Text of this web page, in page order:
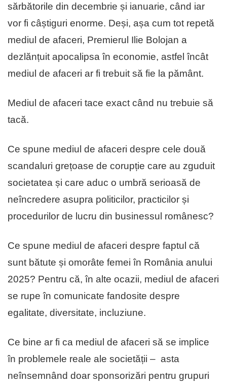
sărbătorile din decembrie și ianuarie, când iar
vor fi câștiguri enorme. Deși, așa cum tot repetă
mediul de afaceri, Premierul Ilie Bolojan a
dezlănțuit apocalipsa în economie, astfel încât
mediul de afaceri ar fi trebuit să fie la pământ.
Mediul de afaceri tace exact când nu trebuie să
tacă.
Ce spune mediul de afaceri despre cele două
scandaluri grețoase de corupție care au zguduit
societatea și care aduc o umbră serioasă de
neîncredere asupra politicilor, practicilor și
procedurilor de lucru din businessul românesc?
Ce spune mediul de afaceri despre faptul că
sunt bătute și omorâte femei în România anului
2025? Pentru că, în alte ocazii, mediul de afaceri
se rupe în comunicate fandosite despre
egalitate, diversitate, incluziune.
Ce bine ar fi ca mediul de afaceri să se implice
în problemele reale ale societății – asta
neînsemnând doar sponsorizări pentru grupuri